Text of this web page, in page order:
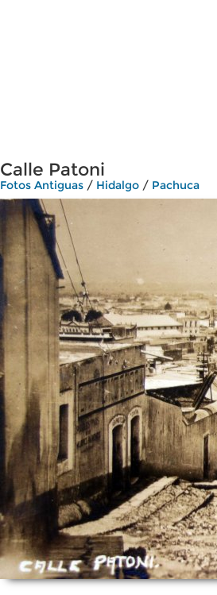
Calle Patoni
Fotos Antiguas / Hidalgo / Pachuca